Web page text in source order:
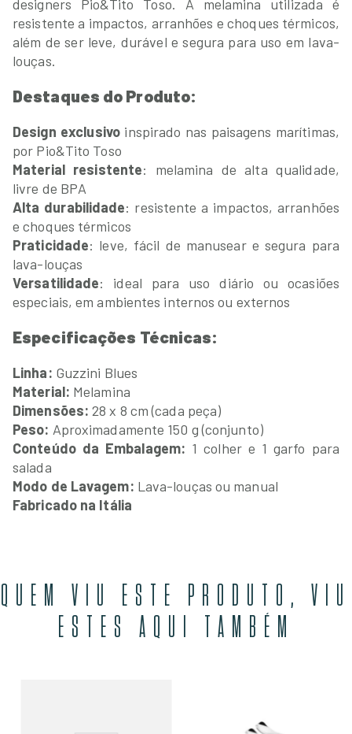
designers Pio&Tito Toso. A melamina utilizada é
resistente a impactos, arranhões e choques térmicos,
além de ser leve, durável e segura para uso em lava-
louças.
Destaques do Produto:
Design exclusivoinspirado nas paisagens marítimas,
por Pio&Tito Toso
Material resistente: melamina de alta qualidade,
livre de BPA
Alta durabilidade: resistente a impactos, arranhões
e choques térmicos
Praticidade: leve, fácil de manusear e segura para
lava-louças
Versatilidade: ideal para uso diário ou ocasiões
especiais, em ambientes internos ou externos
Especificações Técnicas:
Linha: Guzzini Blues
Material: Melamina
Dimensões: 28 x 8 cm (cada peça)
Peso: Aproximadamente 150 g (conjunto)
Conteúdo da Embalagem: 1 colher e 1 garfo para
salada
Modo de Lavagem: Lava-louças ou manual
Fabricado na Itália
QUEM VIU ESTE PRODUTO, VIU
ESTES AQUI TAMBÉM